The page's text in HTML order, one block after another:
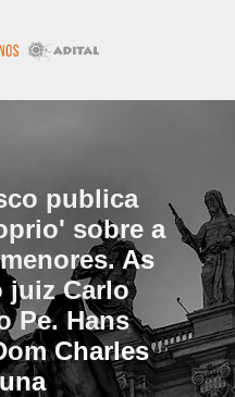
publica
sobre a
As
juiz Carlo
Pe. Hans
Charles